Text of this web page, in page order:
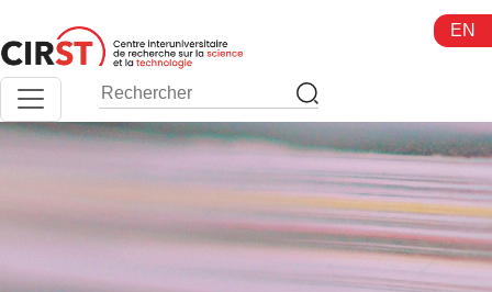
au
contenu
EN